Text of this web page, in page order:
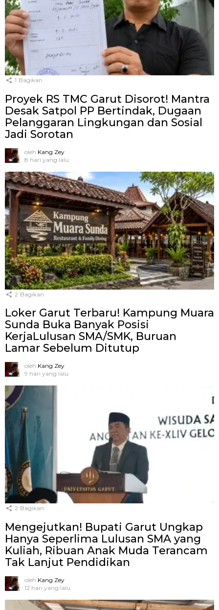
1 Bagikan
Proyek RS TMC Garut Disorot! Mantra
Desak Satpol PP Bertindak, Dugaan
Pelanggaran Lingkungan dan Sosial
Jadi Sorotan
oleh Kang Zey
8 hari yang lalu
2 Bagikan
Loker Garut Terbaru! Kampung Muara
Sunda Buka Banyak Posisi
KerjaLulusan SMA/SMK, Buruan
Lamar Sebelum Ditutup
oleh Kang Zey
9 hari yang lalu
2 Bagikan
Mengejutkan! Bupati Garut Ungkap
Hanya Seperlima Lulusan SMA yang
Kuliah, Ribuan Anak Muda Terancam
Tak Lanjut Pendidikan
oleh Kang Zey
12 hari yang lalu